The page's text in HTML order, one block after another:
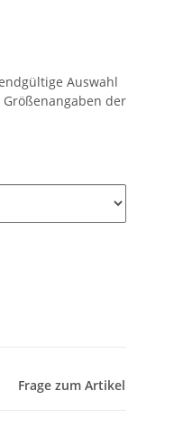
Auswahl
der
Frage zum Artikel